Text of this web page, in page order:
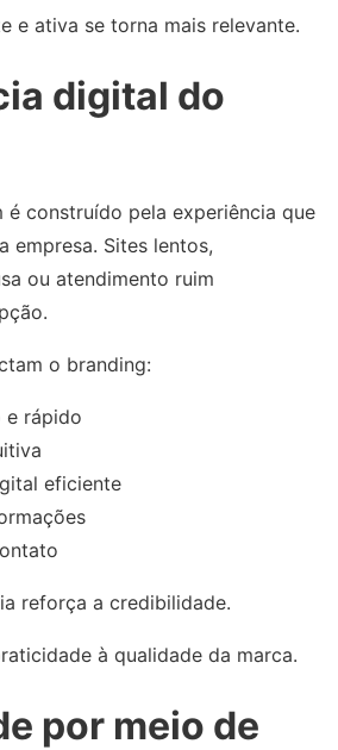
e ativa se torna mais relevante.
digital do
é construído pela experiência que
empresa. Sites lentos,
ou atendimento ruim
o branding:
e rápido
eficiente
reforça a credibilidade.
à qualidade da marca.
por meio de